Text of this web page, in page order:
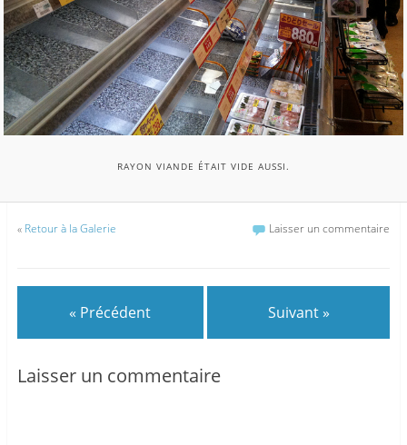
RAYON VIANDE ÉTAIT VIDE AUSSI.
« Retour à la Galerie Laisser un commentaire
« Précédent Suivant »
Laisser un commentaire